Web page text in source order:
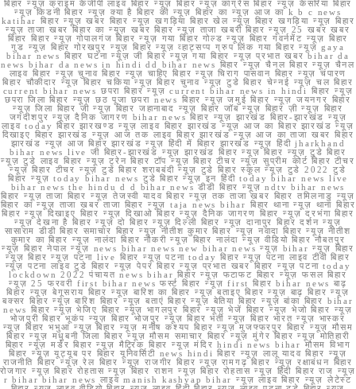
बिहार न्यूज़ क्राइम केजीपी लाइव बिहार न्यूज़ बिहार न्यूज़ कांग्रेस बिहार न्यूज़ केसरिया बिहार
न्यूज़ किडनी बिहार न्यूज़ क्या है बिहार की न्यूज़ बिहार का न्यूज़ आज का k b c news
katihar बिहार न्यूज़ खबर बिहार न्यूज़ खगड़िया बिहार खेल न्यूज़ बिहार खगड़िया न्यूज़ बिहार
न्यूज़ ताजा खबर बिहार का न्यूज़ खबर बिहार न्यूज़ ताजा खबरी बिहार न्यूज़ 25 खबर खबर
बिहार बिहार न्यूज़ गोपालगंज बिहार न्यूज़ गया बिहार गोल्ड न्यूज़ बिहार गवर्नमेंट न्यूज़ बिहार
गुड न्यूज़ बिहार गोरखपुर न्यूज़ बिहार न्यूज़ व्हाट्सप्प ग्रुप लिंक गया बिहार न्यूज़ gaya
bihar news बिहार घटना न्यूज़ जी बिहार न्यूज़ गया बिहार न्यूज़ प्रभात खबर bihar da
news bihar da news in hindi dd bihar news बिहार न्यूज़ चैनल बिहार न्यूज़ चैनल
लाइव बिहार न्यूज़ चुनाव बिहार न्यूज़ चाहिए बिहार न्यूज़ चिराग पासवान बिहार न्यूज़ चंपारण
बिहार चौकीदार न्यूज़ बिहार चकिया न्यूज़ बिहार चुनाव न्यूज़ टुडे बिहार चेन्नई न्यूज़ चल बिहार
current bihar news छपरा बिहार न्यूज़ current bihar news in hindi बिहार न्यूज़
छपरा जिला बिहार न्यूज़ छठ पूजा छपरा news बिहार न्यूज़ जमुई बिहार न्यूज़ जयनगर बिहार
न्यूज़ जिला बिहार जी न्यूज़ बिहार जहानाबाद न्यूज़ बिहार जॉब न्यूज़ बिहार ज़ी न्यूज़ बिहार
जगदीशपुर न्यूज़ दैनिक जागरण bihar news बिहार न्यूज़ झारखंड बिहार-झारखंड न्यूज़
लाइव today बिहार झारखण्ड न्यूज़ लाइव बिहार झारखंड न्यूज़ आज का बिहार झारखंड न्यूज़
दिखाइए बिहार झारखंड न्यूज़ आज तक लाइव बिहार झारखंड न्यूज़ आज का ताजा खबर बिहार
झारखंड न्यूज़ आज बिहार झारखंड न्यूज़ हिंदी में बिहार झारखंड न्यूज़ हिंदी jharkhand
bihar news live जी बिहार-झारखंड न्यूज़ झारखंड बिहार न्यूज़ बिहार न्यूज़ टुडे बिहार
न्यूज़ टुडे लाइव बिहार न्यूज़ ट्रेन बिहार टॉप न्यूज़ बिहार टीचर न्यूज़ सुप्रीम कोर्ट बिहार टीचर
न्यूज़ बिहार टीचर न्यूज़ टुडे बिहार शराबबंदी न्यूज़ टुडे बिहार स्कूल न्यूज़ टुडे 2022 टुडे
बिहार न्यूज़ today bihar news टुडे बिहार न्यूज़ इन हिंदी today bihar news live
bihar news the hindu d d bihar news डीडी बिहार न्यूज़ ndtv bihar news
बिहार न्यूज़ ताजा बिहार न्यूज़ तेजस्वी यादव बिहार न्यूज़ तक ताजा खबर बिहार तमिलनाडु न्यूज़
बिहार का न्यूज़ ताजा खबर ताजा बिहार न्यूज़ taja news bihar बिहार थाना न्यूज़ थाना बिहार
बिहार न्यूज़ दिखाइए बिहार न्यूज़ दिखाओ बिहार न्यूज़ दैनिक जागरण बिहार न्यूज़ दरभंगा बिहार
न्यूज़ देखना है बिहार न्यूज़ दो बिहार न्यूज़ दिल्ली बिहार न्यूज़ दानापुर बिहार दर्शन न्यूज़
सासाराम डीडी बिहार समाचार बिहार न्यूज़ नीतीश कुमार बिहार न्यूज़ नवादा बिहार न्यूज़ नीतीश
कुमार का बिहार न्यूज़ नालंदा बिहार नौकरी न्यूज़ बिहार नालंदा न्यूज़ वीडियो बिहार नौबतपुर
न्यूज़ बिहार नेपाल न्यूज़ news bihar news new bihar news न्यूज़ bihar न्यूज़ बिहार
न्यूज़ बिहार न्यूज़ पटना live बिहार न्यूज़ पटना today बिहार न्यूज़ पटना लाइव टीवी बिहार
न्यूज़ पटना लाइव टुडे बिहार न्यूज़ पेपर बिहार न्यूज़ प्रभात खबर बिहार न्यूज़ पटना today
lockdown 2022 पंचायत news bihar बिहार न्यूज़ फटाफट बिहार न्यूज़ फसल बिहार
न्यूज़ 25 फरवरी first bihar news फर्स्ट बिहार न्यूज़ first बिहार bihar news बाढ़
बिहार न्यूज़ बेगूसराय बिहार न्यूज़ बारिश का बिहार न्यूज़ बताइए बिहार न्यूज़ बाढ़ बिहार न्यूज़
बक्सर बिहार न्यूज़ बारिश बिहार न्यूज़ बताएं बिहार न्यूज़ बेतिया बिहार न्यूज़ बांका बिहार bihar
news बिहार न्यूज़ भेजिए बिहार न्यूज़ भागलपुर बिहार न्यूज़ भेजें बिहार न्यूज़ भेजो बिहार न्यूज़
भोजपुरी बिहार भूकंप न्यूज़ बिहार भोजपुर न्यूज़ बिहार भर्ती न्यूज़ बिहार भारत न्यूज़ भास्कर
न्यूज़ बिहार भभुआ न्यूज़ बिहार न्यूज़ मनीष कश्यप बिहार न्यूज़ मुजफ्फरपुर बिहार न्यूज़ मौसम
बिहार न्यूज़ मधुबनी जिला बिहार न्यूज़ मौसम समाचार बिहार न्यूज़ मुंगेर बिहार न्यूज़ मोतिहारी
बिहार न्यूज़ मर्डर बिहार न्यूज़ मैट्रिक बिहार न्यूज़ मंदिर hindi news bihar मौसम विभाग
बिहार न्यूज़ यूट्यूब पर बिहार यूनिवर्सिटी news hindi बिहार न्यूज़ लालू यादव बिहार न्यूज़
राजनीति बिहार न्यूज़ रेल बिहार न्यूज़ राजगीर बिहार न्यूज़ रामगढ़ बिहार न्यूज़ रक्षाबंधन बिहार
रोजगार न्यूज़ बिहार रोहतास न्यूज़ बिहार राशन न्यूज़ बिहार रोहतास न्यूज़ हिंदी बिहार राज न्यूज़
r bihar bihar news लाइव manish kashyap bihar न्यूज़ लाइव बिहार न्यूज़ लेटेस्ट